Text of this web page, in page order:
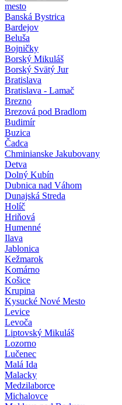
mesto
Banská Bystrica
Bardejov
Beluša
Bojničky
Borský Mikuláš
Borský Svätý Jur
Bratislava
Bratislava - Lamač
Brezno
Brezová pod Bradlom
Budimír
Buzica
Čadca
Chminianske Jakubovany
Detva
Dolný Kubín
Dubnica nad Váhom
Dunajská Streda
Holíč
Hriňová
Humenné
Ilava
Jablonica
Kežmarok
Komárno
Košice
Krupina
Kysucké Nové Mesto
Levice
Levoča
Liptovský Mikuláš
Lozorno
Lučenec
Malá Ida
Malacky
Medzilaborce
Michalovce